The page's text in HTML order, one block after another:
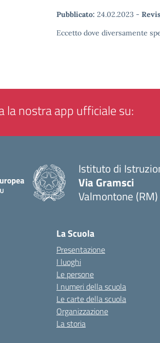
Pubblicato: 24.02.2023 -
Eccetto dove diversamente
la nostra app ufficiale su:
Istituto di
Via Gramsci
Valmontone (RM)
La Scuola
Presentazione
I luoghi
Le persone
I numeri della scuola
Le carte della scuola
Organizzazione
La storia